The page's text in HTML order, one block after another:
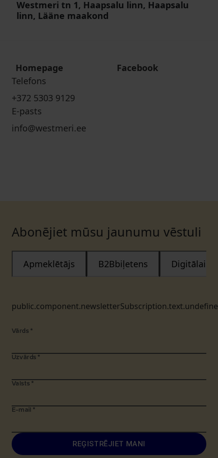
Westmeri tn 1, Haapsalu linn, Haapsalu
linn, Lääne maakond
Homepage
Facebook
Telefons
+372 5303 9129
E-pasts
info@westmeri.ee
Abonējiet mūsu jaunumu vēstuli
Apmeklētājs B2Bbiļetens Digitālais
Vārds *
Uzvārds *
Valsts *
E-mail *
REĢISTRĒJIET MANI